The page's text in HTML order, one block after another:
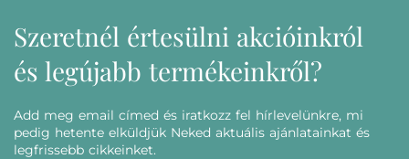
Szeretnél értesülni akcióinkról
és legújabb termékeinkről?
Add meg email címed és iratkozz fel hírlevelünkre, mi
pedig hetente elküldjük Neked aktuális ajánlatainkat és
legfrissebb cikkeinket.